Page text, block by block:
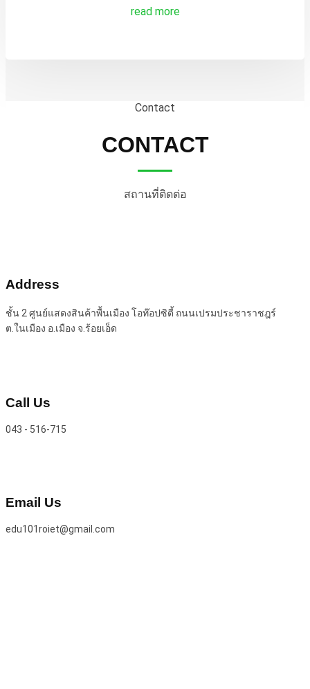
read more
Contact
CONTACT
สถานที่ติดต่อ
Address
ชั้น 2 ศูนย์แสดงสินค้าพื้นเมือง โอท๊อปซิตี้ ถนนเปรมประชาราชฎร์
ต.ในเมือง อ.เมือง จ.ร้อยเอ็ด
Call Us
043 - 516-715
Email Us
edu101roiet@gmail.com